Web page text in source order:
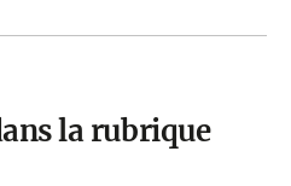
la rubrique